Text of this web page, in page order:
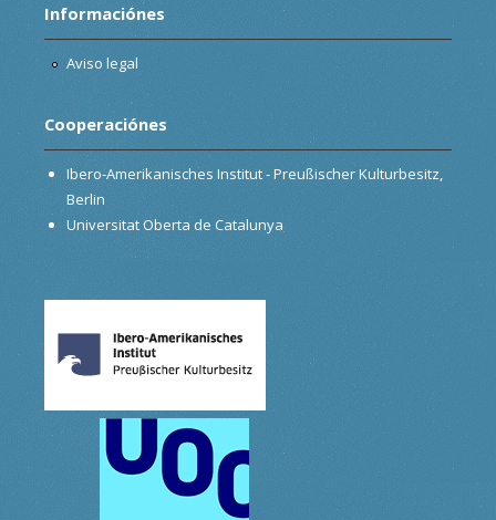
Informaciónes
Aviso legal
Cooperaciónes
Ibero-Amerikanisches Institut - Preußischer Kulturbesitz,
Berlin
Universitat Oberta de Catalunya